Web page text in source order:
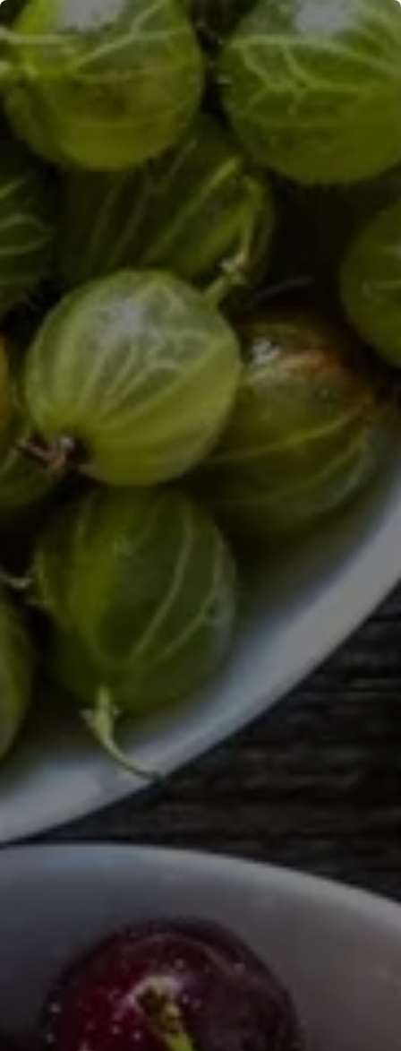
Panneau de gestion des cookies